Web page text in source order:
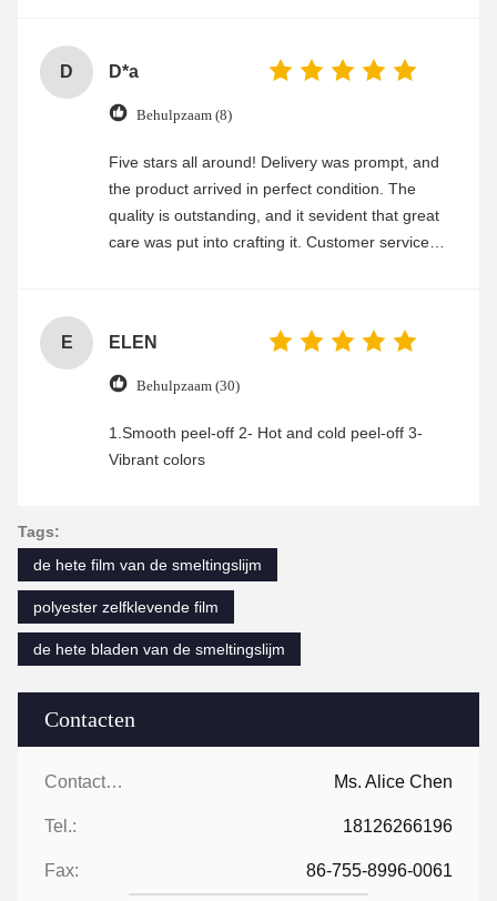
Contacten
Contacten: Ms. Alice Chen
Tel.: 18126266196
Fax: 86-755-8996-0061
D D*a
Behulpzaam (8)
Five stars all around! Delivery was prompt, and
the product arrived in perfect condition. The
quality is outstanding, and it sevident that great
care was put into crafting it. Customer service
E ELEN
Behulpzaam (30)
1.Smooth peel-off 2- Hot and cold peel-off 3-
Vibrant colors
Tags:
de hete film van de smeltingslijm
polyester zelfklevende film
de hete bladen van de smeltingslijm